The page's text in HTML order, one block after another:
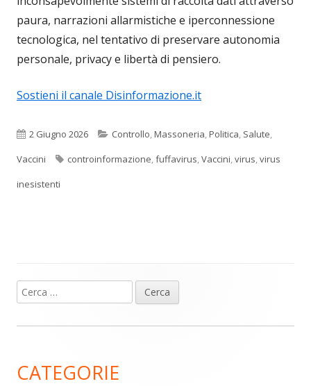
paura, narrazioni allarmistiche e iperconnessione
tecnologica, nel tentativo di preservare autonomia
personale, privacy e libertà di pensiero.
Sostieni il canale Disinformazione.it
Pubblicato
2 Giugno 2026 Categorie
Controllo,Massoneria,Politica, Salute,
Vaccini
Tag
controinformazione,fuffavirus,Vaccini,virus,virus
inesistenti
Barra
laterale
Ricerca
per:
CATEGORIE